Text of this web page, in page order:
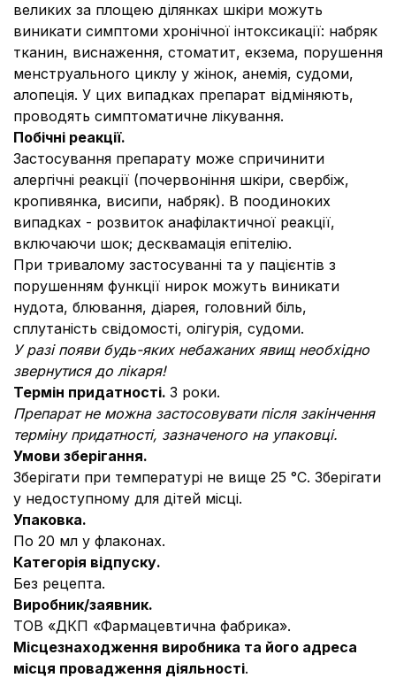
великих за площею ділянках шкіри можуть
виникати симптоми хронічної інтоксикації: набряк
тканин, виснаження, стоматит, екзема, порушення
менструального циклу у жінок, анемія, судоми,
алопеція. У цих випадках препарат відміняють,
проводять симптоматичне лікування.
Побічні реакції.
Застосування препарату може спричинити
алергічні реакції (почервоніння шкіри, свербіж,
кропив᾿янка, висипи, набряк). В поодиноких
випадках - розвиток анафілактичної реакції,
включаючи шок; десквамація епітелію.
При тривалому застосуванні та у пацієнтів з
порушенням функції нирок можуть виникати
нудота, блювання, діарея, головний біль,
сплутаність свідомості, олігурія, судоми.
У разі появи будь-яких небажаних явищ необхідно
звернутися до лікаря!
Термін придатності. 3 роки.
Препарат не можна застосовувати після закінчення
терміну придатності, зазначеного на упаковці.
Умови зберігання.
Зберігати при температурі не вище 25 °С. Зберігати
у недоступному для дітей місці.
Упаковка.
По 20 мл у флаконах.
Категорія відпуску.
Без рецепта.
Виробник/заявник.
ТОВ «ДКП «Фармацевтична фабрика».
Місцезнаходження виробника та його адреса
місця провадження діяльності.